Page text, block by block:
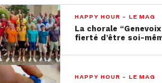
reçu une cinquantaine d’appels.
concernerait un cas d’abus
enseignant et élève dans les
HAPPY HOUR - LE MAG
La chorale
fierté d’être soi-
HAPPY HOUR - LE MAG